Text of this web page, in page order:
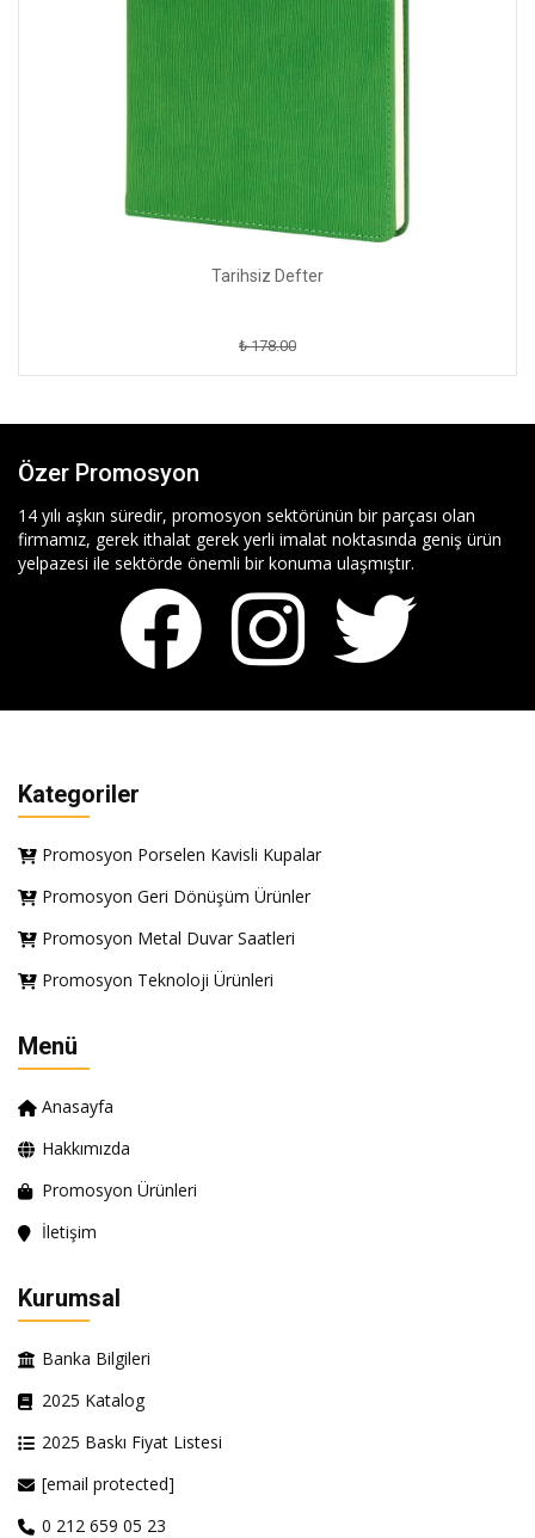
Tarihsiz Defter
₺ 178.00
Özer Promosyon
14 yılı aşkın süredir, promosyon sektörünün bir parçası olan
firmamız, gerek ithalat gerek yerli imalat noktasında geniş ürün
yelpazesi ile sektörde önemli bir konuma ulaşmıştır.
Kategoriler
Promosyon Porselen Kavisli Kupalar
Promosyon Geri Dönüşüm Ürünler
Promosyon Metal Duvar Saatleri
Promosyon Teknoloji Ürünleri
Menü
Anasayfa
Hakkımızda
Promosyon Ürünleri
İletişim
Kurumsal
Banka Bilgileri
2025 Katalog
2025 Baskı Fiyat Listesi
[email protected]
0 212 659 05 23